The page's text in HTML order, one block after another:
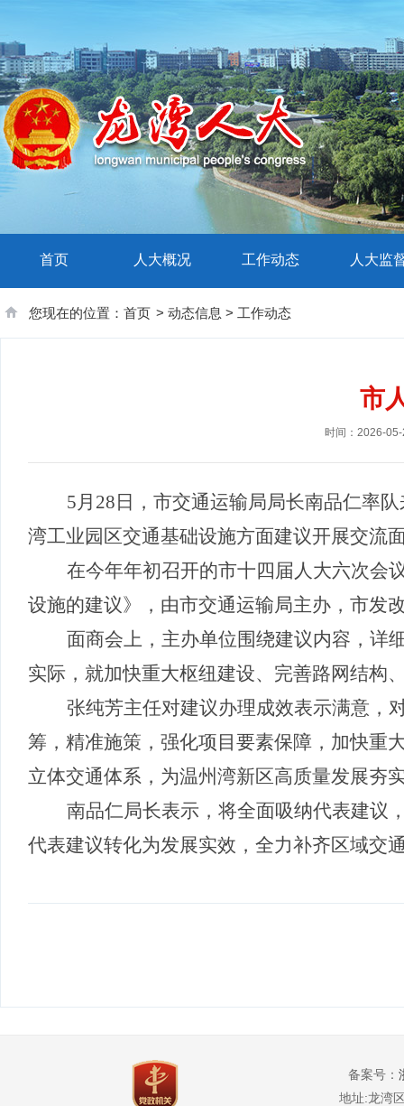
首页 人大概况 工作动态 人大监
您现在的位置： 首页 > 动态信息 > 工作动态
市
时间：2026-
5月28日，市交通运输局局长南品仁率
湾工业园区交通基础设施方面建议开展交流
在今年年初召开的市十四届人大六次会
设施的建议》，由市交通运输局主办，市发
面商会上，主办单位围绕建议内容，详
实际，就加快重大枢纽建设、完善路网结构
张纯芳主任对建议办理成效表示满意，
筹，精准施策，强化项目要素保障，加快重
立体交通体系，为温州湾新区高质量发展夯
南品仁局长表示 ， 将全面吸纳代表建议
代表建议转化为发展实效，全力补齐区域交
备案号：
地址:龙湾